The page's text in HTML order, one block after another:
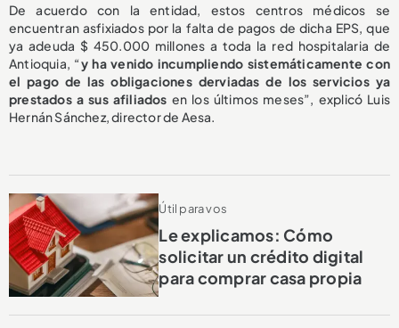
De acuerdo con la entidad, estos centros médicos se
encuentran asfixiados por la falta de pagos de dicha EPS, que
ya adeuda $ 450.000 millones a toda la red hospitalaria de
Antioquia, “y ha venido incumpliendo sistemáticamente con
el pago de las obligaciones derviadas de los servicios ya
prestados a sus afiliados en los últimos meses”, explicó Luis
Hernán Sánchez, director de Aesa.
Útil para vos
Le explicamos: Cómo
solicitar un crédito digital
para comprar casa propia